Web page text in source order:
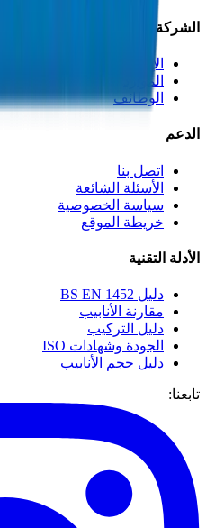
الشركة
الإعلام والمدونات
الموارد
الوظائف
الدعم
اتصل بنا
الأسئلة الشائعة
سياسة الخصوصية
خريطة الموقع
الأدلة التقنية
دليل BS EN 1452
مقارنة الأنابيب
دليل التركيب
الجودة وشهادات ISO
دليل حجم الأنابيب
تابعنا: